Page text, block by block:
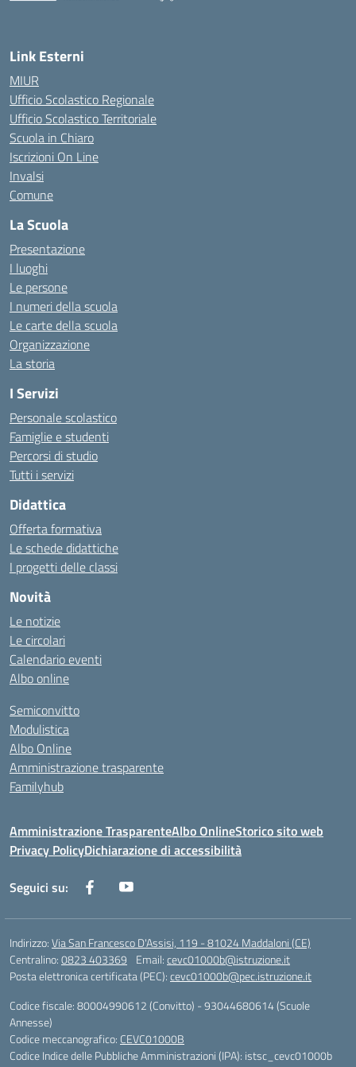
Link Esterni
MIUR
Ufficio Scolastico Regionale
Ufficio Scolastico Territoriale
Scuola in Chiaro
Iscrizioni On Line
Invalsi
Comune
La Scuola
Presentazione
I luoghi
Le persone
I numeri della scuola
Le carte della scuola
Organizzazione
La storia
I Servizi
Personale scolastico
Famiglie e studenti
Percorsi di studio
Tutti i servizi
Didattica
Offerta formativa
Le schede didattiche
I progetti delle classi
Novità
Le notizie
Le circolari
Calendario eventi
Albo online
Semiconvitto
Modulistica
Albo Online
Amministrazione trasparente
Familyhub
Amministrazione TrasparenteAlbo OnlineStorico sito web
Privacy PolicyDichiarazione di accessibilità
Seguici su:
Indirizzo:Via San Francesco D'Assisi, 119 - 81024 Maddaloni (CE)
Centralino:0823 403369 Email:cevc01000b@istruzione.it
Posta elettronica certificata (PEC):cevc01000b@pec.istruzione.it
Codice fiscale: 80004990612 (Convitto) - 93044680614 (Scuole
Annesse)
Codice meccanografico: CEVC01000B
Codice Indice delle Pubbliche Amministrazioni (IPA): istsc_cevc01000b